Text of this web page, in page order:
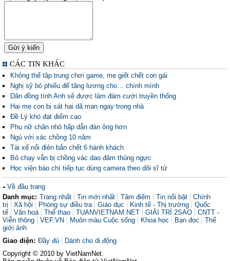
CÁC TIN KHÁC
Không thể tập trung chơi game, mẹ giết chết con gái
Nghị sỹ bỏ phiếu để tăng lương cho… chính mình
Dân đồng tính Anh sẽ được làm đám cưới truyền thống
Hai mẹ con bị sát hại dã man ngay trong nhà
Đề Lý khó đạt điểm cao
Phụ nữ chân nhỏ hấp dẫn đàn ông hơn
Ngủ với xác chồng 10 năm
Tài xế nổi điên bắn chết 6 hành khách
Bỏ chạy vẫn bị chồng vác dao đâm thủng ngực
Học viện báo chí tiếp tục dùng camera theo dõi sĩ tử
Về đầu trang
Danh mục: Trang nhất Tin mới nhất Tâm điểm Tin nổi bật
Chính
trị
Xã hội Phóng sự điều tra Giáo dục Kinh tế - Thị trường
Quốc
tế
Văn hoá Thể thao TUANVIETNAM.NET GIẢI TRÍ 2SAO
CNTT -
Viễn thông
VEF.VN Muôn màu Cuộc sống Khoa học Bạn đọc
Thế
giới ảnh
Giao diện: Đầy đủ
Dành cho di động
Copyright © 2010 by VietNamNet.